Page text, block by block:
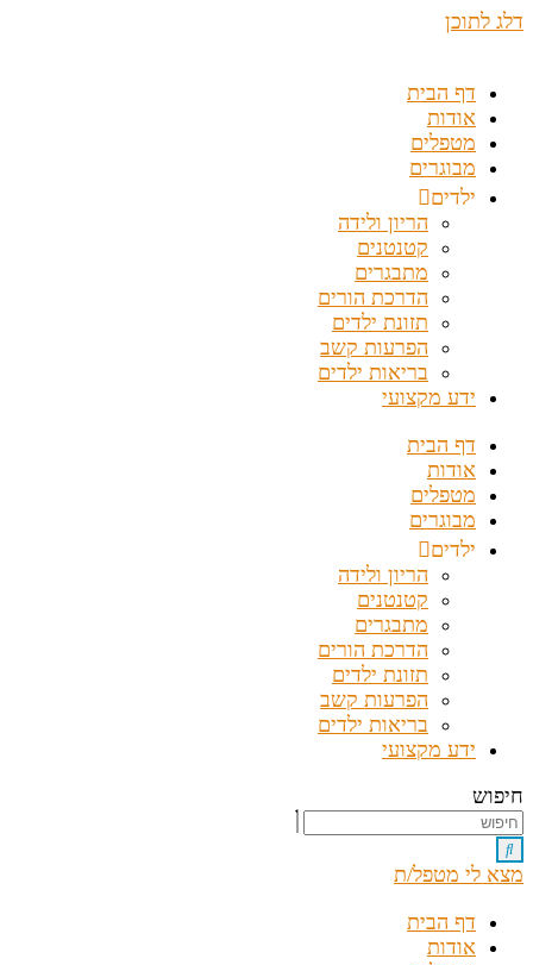
דלג לתוכן
דף הבית
אודות
מטפלים
מבוגרים
ילדים
הריון ולידה
קטנטנים
מתבגרים
הדרכת הורים
תזונת ילדים
הפרעות קשב
בריאות ילדים
ידע מקצועי
דף הבית
אודות
מטפלים
מבוגרים
ילדים
הריון ולידה
קטנטנים
מתבגרים
הדרכת הורים
תזונת ילדים
הפרעות קשב
בריאות ילדים
ידע מקצועי
חיפוש
מצא לי מטפל/ת
דף הבית
אודות